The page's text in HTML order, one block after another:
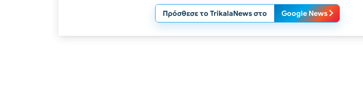
Πρόσθεσε το TrikalaNews στο Google News